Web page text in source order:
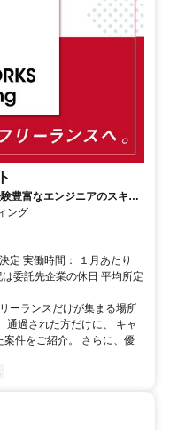
豊富なエンジニアのスキル
ング
定 実働時間： １月あたり
委託先企業の休日 平均所定
ーランスだけが集まる場所
通過された方だけに、 キャ
案件をご紹介。 さらに、優